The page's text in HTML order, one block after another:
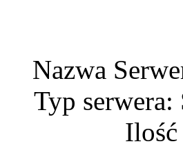
Nazwa
Typ serwera: